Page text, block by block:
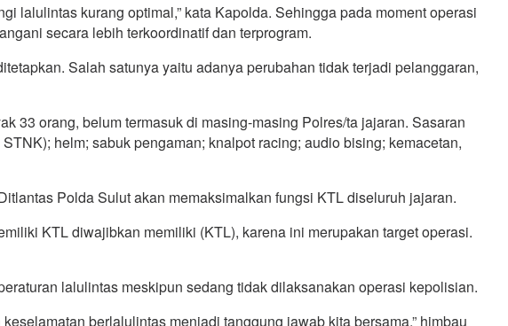
lalulintas kurang optimal,” kata Kapolda. Sehingga pada moment operasi
secara lebih terkoordinatif dan terprogram.
Salah satunya yaitu adanya perubahan tidak terjadi pelanggaran,
33 orang, belum termasuk di masing-masing Polres/ta jajaran. Sasaran
helm; sabuk pengaman; knalpot racing; audio bising; kemacetan,
Polda Sulut akan memaksimalkan fungsi KTL diseluruh jajaran.
KTL diwajibkan memiliki (KTL), karena ini merupakan target operasi.
lalulintas meskipun sedang tidak dilaksanakan operasi kepolisian.
berlalulintas menjadi tanggung jawab kita bersama,” himbau